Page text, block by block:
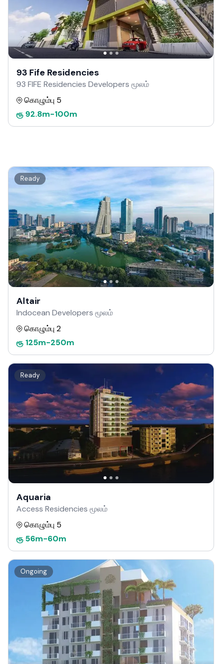
93 Fife Residencies
93 FIFE Residencies Developers மூலம்
கொழும்பு 5
ரூ 92.8m-100m
Ready
Altair
Indocean Developers மூலம்
கொழும்பு 2
ரூ 125m-250m
Ready
Aquaria
Access Residencies மூலம்
கொழும்பு 5
ரூ 56m-60m
Ongoing